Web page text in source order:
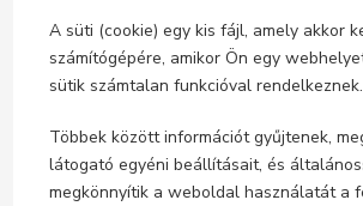
A süti (cookie) egy kis fájl, amely akkor
számítógépére, amikor Ön egy
sütik számtalan funkcióval rendelkeznek.
Többek között információt gyűjtenek,
látogató egyéni beállításait, és
megkönnyítik a weboldal használatát a